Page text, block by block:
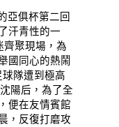
亞俱杯第二回
汗青性的一
齊聚現場，為
國同心的熱鬧
隊遭到極高
陽后，為了全
便在友情賓館
，反復打磨攻